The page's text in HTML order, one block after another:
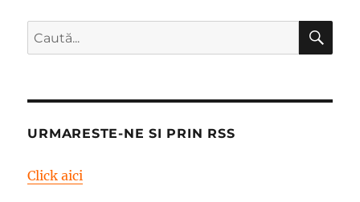
Caută
după:
URMARESTE-NE SI PRIN RSS
Click aici